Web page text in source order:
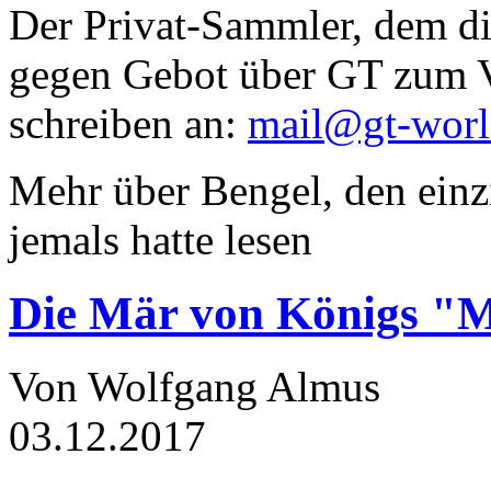
Der Privat-Sammler, dem
gegen Gebot über GT zum
schreiben an: mail@gt-
Mehr über Bengel, den
jemals hatte lesen
Die Mär von Königs
Von Wolfgang Almus
03.12.2017